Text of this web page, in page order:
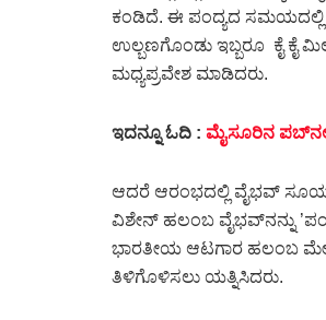
ಕಂಡಿದೆ. ಈ ಪಂದ್ಯದ ಸಮಯದಲ್ಲಿ
ಉಲ್ಬಣಗೊಂಡು ಇಬ್ಬರೂ ಕೈ ಕೈ
ಮಧ್ಯಪ್ರವೇಶ ಮಾಡಿದರು.
ಇದನ್ನೂ ಓದಿ : ಮೈಸೂರಿನ
ಆದರೆ ಆರಂಭದಲ್ಲಿ ವೈಭವ್‌
ವಿಶೇನ್ ಹಲಂಬ ವೈಭವ್‌ನನ್ನು
ಭಾರತೀಯ ಆಟಗಾರ ಹಲಂಬ ಮೇಲೆ
ತಿಳಿಗೊಳಿಸಲು ಯತ್ನಿಸಿದರು.